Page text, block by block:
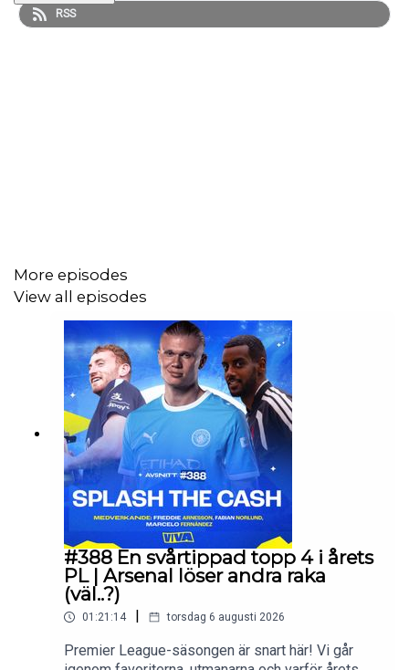
TikTok - Vivafotboll
Tidskoder:
00:00 Intro
07:27 Italienska cupfinalen
24:28 Real Madrid
27:00 Ajax totalkollaps
37:20 Liverpool 25/26
52:56 Volleyboll
1:01:09 Outro
RSS
More episodes
View all episodes
#388 En svårtippad topp 4 i årets
PL | Arsenal löser andra raka
(väl..?)
01:21:14 torsdag 6 augusti 2026
Premier League-säsongen är snart här! Vi går